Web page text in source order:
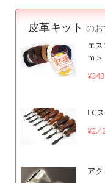
皮革キット の
エ
ｍ＞
LC
ア